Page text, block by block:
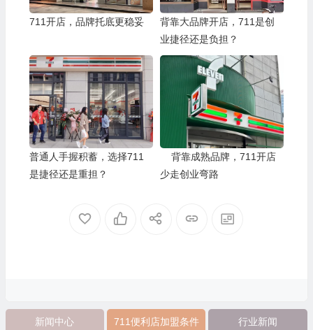
711开店，品牌托底更稳妥
背靠大品牌开店，711是创
业捷径还是负担？
普通人手握积蓄，选择711
是捷径还是重担？
背靠成熟品牌，711开店
少走创业弯路
新闻中心 711便利店加盟条件 行业新闻